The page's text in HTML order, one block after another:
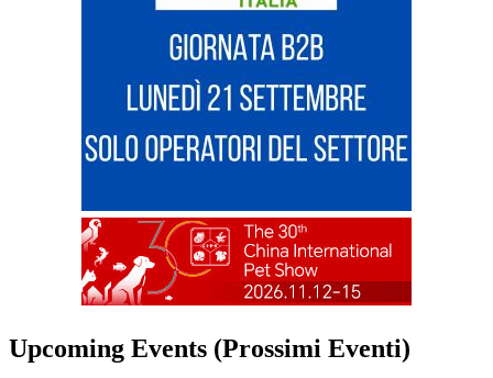
Upcoming Events (Prossimi Eventi)